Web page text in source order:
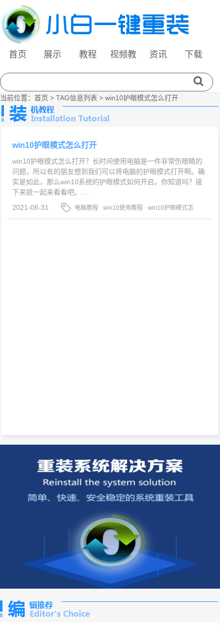
首页 展示 教程
视频教
资讯 下载
当前位置： 首页 > TAG信息列表 > win10护眼模式怎么打开
win10护眼模式怎么打开
win10护眼模式怎么打开？长时间使用电脑是一件非常伤眼睛的
问题，所以有的朋友想到我们可以将电脑的护眼模式打开啊。确
实是如此，那么win10系统的护眼模式如何开启，你知道吗？接
下来就一起来看看吧。....
2021-08-31
电脑教程 win10使用教程
win10护眼模式怎
么打开